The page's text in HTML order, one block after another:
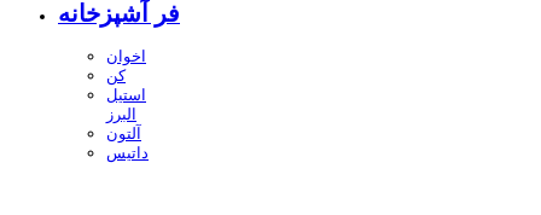
فر آشپزخانه
اخوان
کن
استیل
البرز
آلتون
داتیس